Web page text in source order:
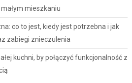
mieszkaniu
co to jest, kiedy jest potrzebna i jak
zabiegi znieczulenia
kuchni, by połączyć funkcjonalność z